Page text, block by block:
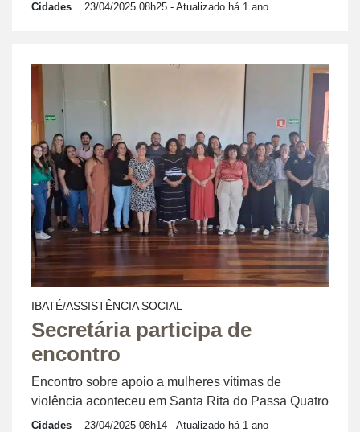
Cidades 23/04/2025 08h25 - Atualizado há 1 ano
IBATÉ/ASSISTÊNCIA SOCIAL
Secretária participa de
encontro
Encontro sobre apoio a mulheres vítimas de
violência aconteceu em Santa Rita do Passa Quatro
Cidades 23/04/2025 08h14 - Atualizado há 1 ano